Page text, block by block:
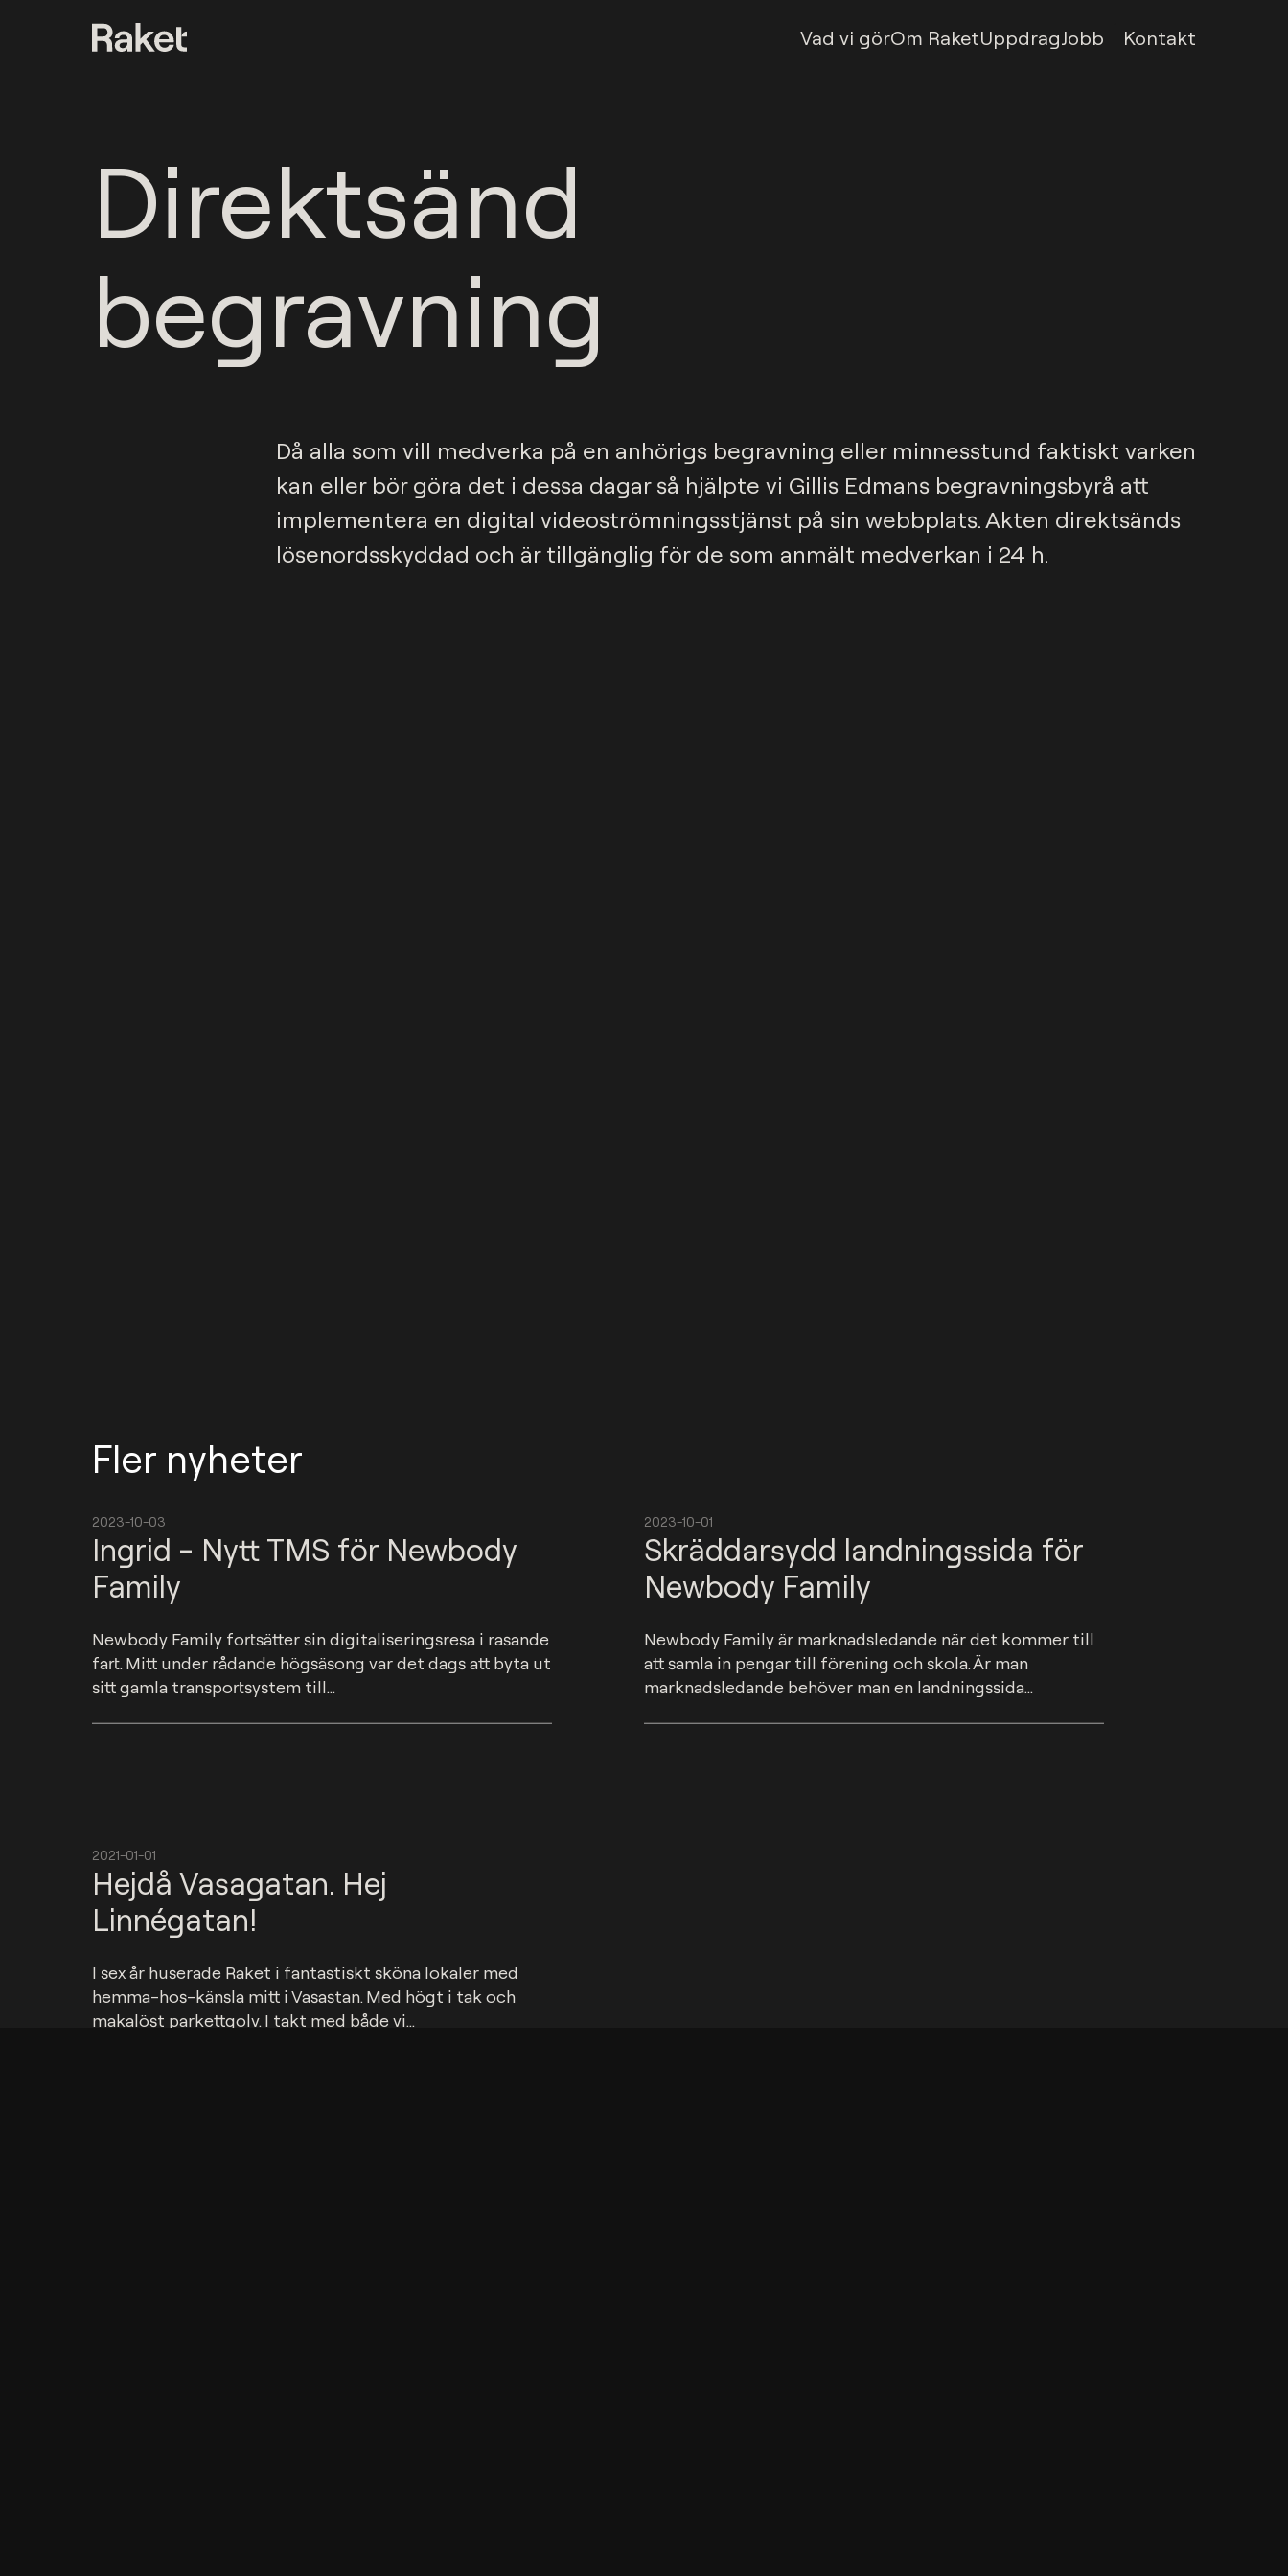
Vad vi görOm RaketUppdragJobb Kontakt
Direktsänd
begravning
Då alla som vill medverka på en anhörigs begravning eller minnesstund faktiskt varken
kan eller bör göra det i dessa dagar så hjälpte vi Gillis Edmans begravningsbyrå att
implementera en digital videoströmningsstjänst på sin webbplats. Akten direktsänds
lösenordsskyddad och är tillgänglig för de som anmält medverkan i 24 h.
Fler nyheter
2023-10-03
Ingrid - Nytt TMS för Newbody
Family
Newbody Family fortsätter sin digitaliseringsresa i rasande
fart. Mitt under rådande högsäsong var det dags att byta ut
sitt gamla transportsystem till...
2023-10-01
Skräddarsydd landningssida för
Newbody Family
Newbody Family är marknadsledande när det kommer till
att samla in pengar till förening och skola. Är man
marknadsledande behöver man en landningssida...
2021-01-01
Hejdå Vasagatan. Hej
Linnégatan!
I sex år huserade Raket i fantastiskt sköna lokaler med
hemma-hos-känsla mitt i Vasastan. Med högt i tak och
makalöst parkettgolv. I takt med både vi...